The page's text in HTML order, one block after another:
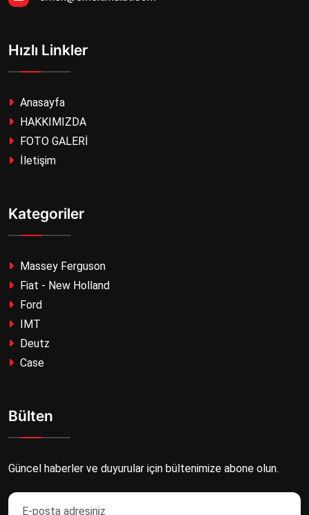
Hızlı Linkler
Anasayfa
HAKKIMIZDA
FOTO GALERİ
İletişim
Kategoriler
Massey Ferguson
Fiat - New Holland
Ford
IMT
Deutz
Case
Bülten
Güncel haberler ve duyurular için bültenimize abone olun.